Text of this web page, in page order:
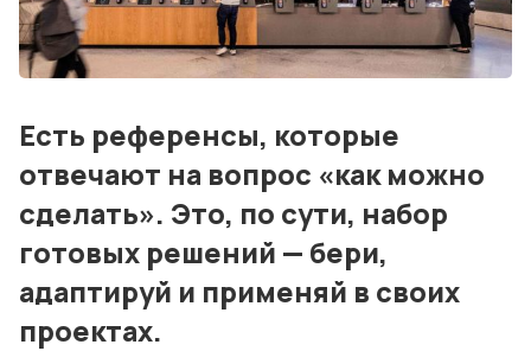
Мнения
Подписка
Условия использования материалов
Политика конфиденциальности и cookie
Есть референсы, которые
отвечают на вопрос «как можно
сделать». Это, по сути, набор
готовых решений — бери,
адаптируй и применяй в своих
проектах.